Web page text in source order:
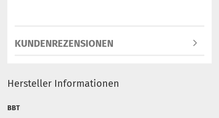
KUNDENREZENSIONEN
Hersteller Informationen
BBT